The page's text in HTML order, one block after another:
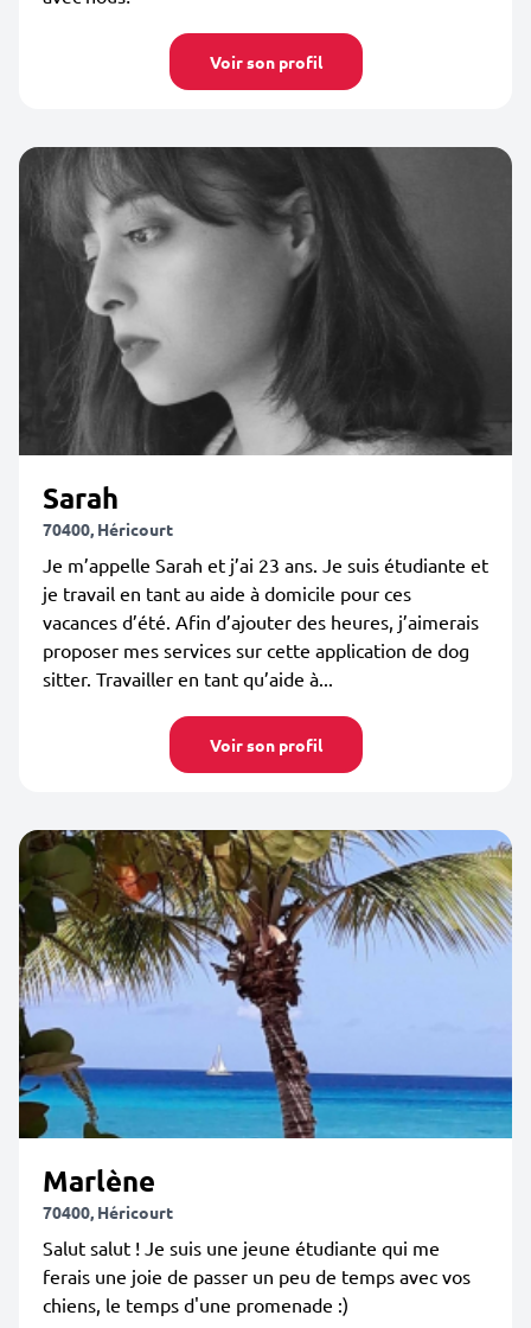
Voir son profil
Sarah
70400, Héricourt
Je m’appelle Sarah et j’ai 23 ans. Je suis étudiante et
je travail en tant au aide à domicile pour ces
vacances d’été. Afin d’ajouter des heures, j’aimerais
proposer mes services sur cette application de dog
sitter. Travailler en tant qu’aide à...
Voir son profil
Marlène
70400, Héricourt
Salut salut ! Je suis une jeune étudiante qui me
ferais une joie de passer un peu de temps avec vos
chiens, le temps d'une promenade :)